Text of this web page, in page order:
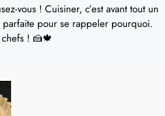
vous ! Cuisiner, c’est avant tout un
parfaite pour se rappeler pourquoi.
! 🍰🍁